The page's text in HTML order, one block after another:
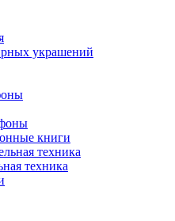
украшений
книги
техника